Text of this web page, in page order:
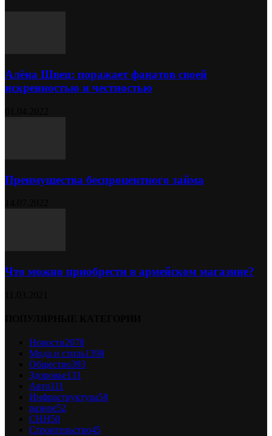
Алёна Швец: поражает фанатов своей
искренностью и честностью
Преимущества беспроцентного займа
Что можно приобрести в армейском магазине?
Новости2078
Мода и стиль1398
Общество393
Здоровье131
Авто111
Инфраструктура58
разное52
СНН50
Строительство45